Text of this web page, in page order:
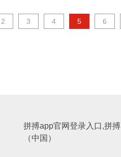
2 3 4 5 6
拼搏app官网登录入口,拼搏
（中国）